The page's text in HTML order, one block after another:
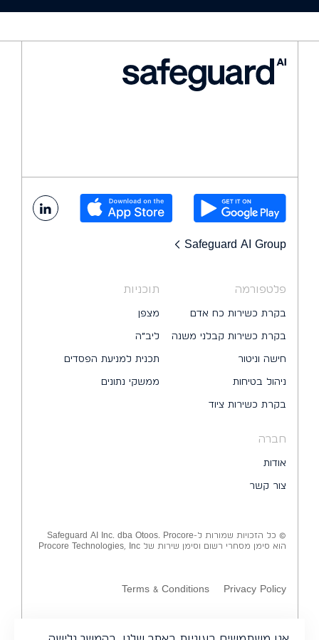
Safeguard AI Group
פלטפורמה
בקרת כשירות כח אדם
בקרת כשירות קבלני משנה
חישה וניטור
ניהול בטיחות
בקרת כשירות ציוד
תוכניות
מצפן
ליב״ה
תכנית למניעת הפסדים
ממשקי נתונים
חברה
אודות
צור קשר
© כל הזכויות שמורות ל-Safeguard AI Inc. dba Otoos. Procore
הוא סימן מסחרי רשום וסימן שירות של Procore Technologies, Inc
Privacy Policy
Terms & Conditions